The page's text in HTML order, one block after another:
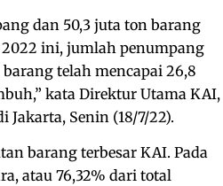
dan 50,3 juta ton barang
ini, jumlah penumpang
telah mencapai 26,8
kata Direktur Utama KAI,
Senin (18/7/22).
barang terbesar KAI. Pada
atau 76,32% dari total